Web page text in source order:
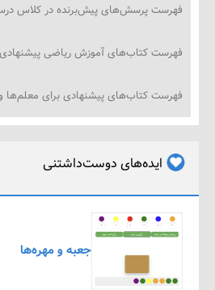
پرسش‌های پیش‌برنده در کلاس درس
کتاب‌های آموزش ریاضی پیشنهادی
کتاب‌های پیشنهادی برای معلم‌ها و والدین
ایده‌های دوست‌داشتنی
جعبه و مهره‌ها